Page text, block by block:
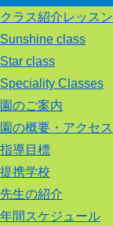
クラス紹介レッスン
Sunshine class
Star class
Speciality Classes
園のご案内
園の概要・アクセス
指導目標
提携学校
先生の紹介
年間スケジュール